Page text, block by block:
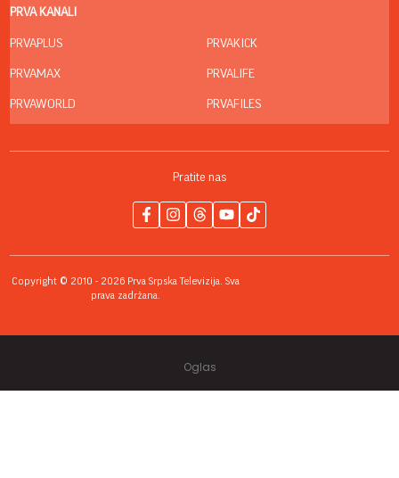
PRVA KANALI
PRVAPLUS
PRVAMAX
PRVAWORLD
PRVAKICK
PRVALIFE
PRVAFILES
Pratite nas
Copyright © 2010 - 2026 Prva Srpska Televizija. Sva
prava zadržana.